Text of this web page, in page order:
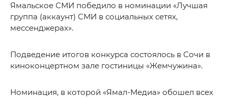
Ямальское СМИ победило в номинации «Лучшая
группа (аккаунт) СМИ в социальных сетях,
мессенджерах».
Подведение итогов конкурса состоялось в Сочи в
киноконцертном зале гостиницы «Жемчужина».
Номинация, в которой «Ямал-Медиа» обошел всех